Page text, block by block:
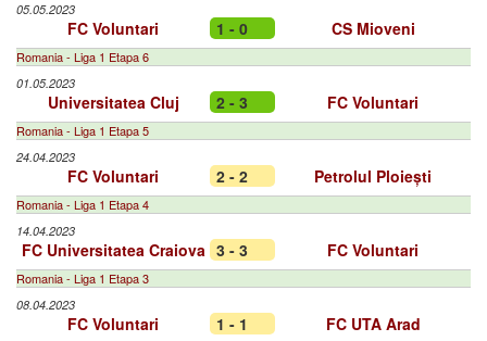
05.05.2023
FC Voluntari 1 - 0 CS Mioveni
Romania - Liga 1 Etapa 6
01.05.2023
Universitatea Cluj 2 - 3 FC Voluntari
Romania - Liga 1 Etapa 5
24.04.2023
FC Voluntari 2 - 2 Petrolul Ploiești
Romania - Liga 1 Etapa 4
14.04.2023
FC Universitatea Craiova 3 - 3 FC Voluntari
Romania - Liga 1 Etapa 3
08.04.2023
FC Voluntari 1 - 1 FC UTA Arad